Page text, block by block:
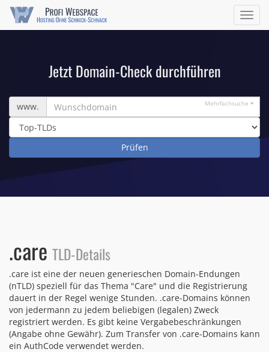
ein/
Jetzt Domain-Check durchführen
Wunschdomain
www. Mehrfachsuche
.care TLD-Details
.care ist eine der neuen generieschen Domain-Endungen
(nTLD) speziell für das Thema "Care" und die Registrierung
dauert in der Regel wenige Stunden. .care-Domains können
von jedermann zu jedem beliebigen (legalen) Zweck
registriert werden. Es gibt keine Vergabebeschränkungen
(Angabe ohne Gewähr). Zum Transfer von .care-Domains kann
ein AuthCode verwendet werden.